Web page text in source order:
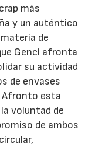
más
y un auténtico
de
Genci afronta
su actividad
de envases
Afronto esta
voluntad de
de ambos